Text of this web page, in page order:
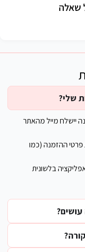
שלי?
יישלח מייל מהאתר
ההזמנה (כמו
בלשונית
שאלה